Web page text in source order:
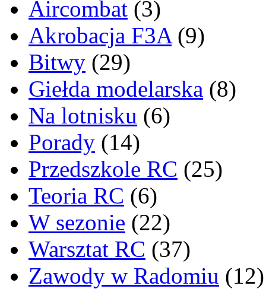
Aircombat (3)
Akrobacja F3A(9)
Bitwy (29)
Giełda modelarska (8)
Na lotnisku (6)
Porady (14)
Przedszkole RC (25)
Teoria RC (6)
W sezonie (22)
Warsztat RC (37)
Zawody w Radomiu (12)